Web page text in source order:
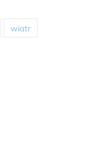
wiatr